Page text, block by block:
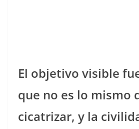
El objetivo visible
que no es lo mismo
cicatrizar, y la